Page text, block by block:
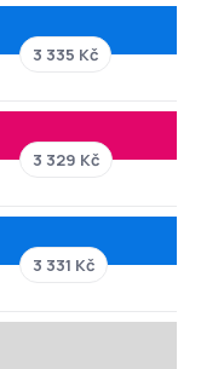
3 335 Kč
3 329 Kč
3 331 Kč